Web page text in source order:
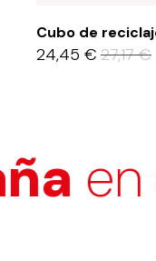
Cubo de
27,17€
24,45 €